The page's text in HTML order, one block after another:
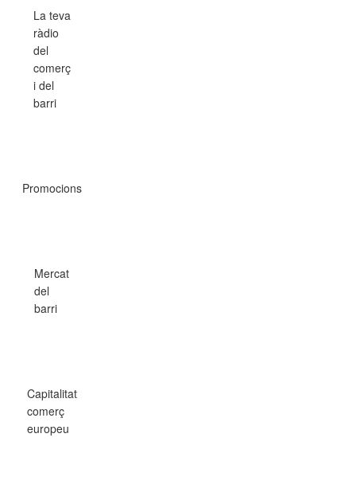
La teva
ràdio
del
comerç
i del
barri
Promocions
Mercat
del
barri
Capitalitat
comerç
europeu